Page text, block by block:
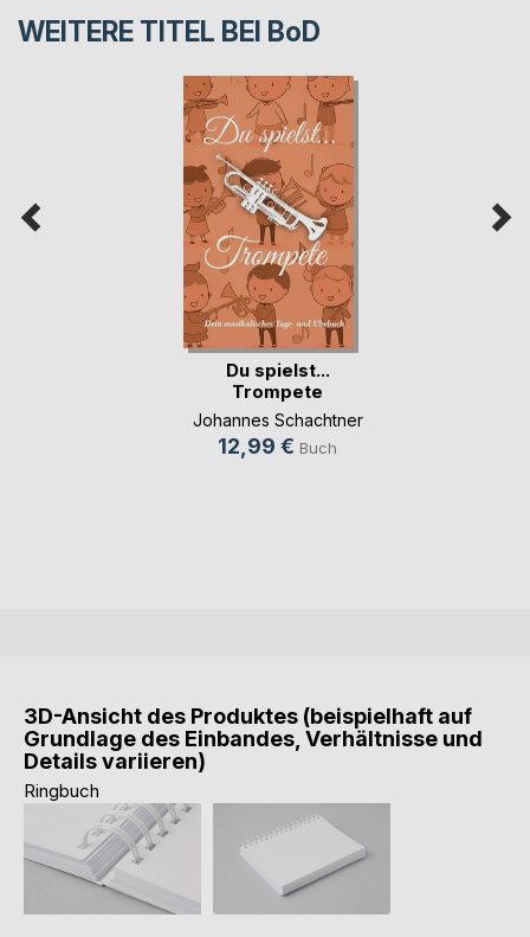
WEITERE TITEL BEI BoD
Du spielst...
Trompete
Johannes Schachtner
12,99 € Buch
3D-Ansicht des Produktes (beispielhaft auf
Grundlage des Einbandes, Verhältnisse und
Details variieren)
Ringbuch